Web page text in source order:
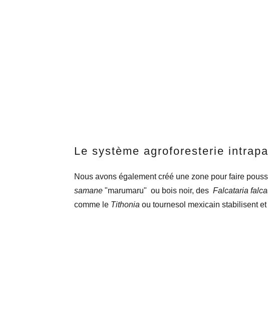
Le système agroforesterie
Nous avons également créé une zone pour faire
samane "marumaru" ou bois noir, des Falcataria
comme le Tithonia ou tournesol mexicain stabilisent